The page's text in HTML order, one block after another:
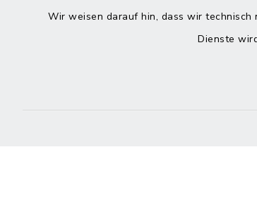
Wir weisen darauf hin, dass wir
Dienste